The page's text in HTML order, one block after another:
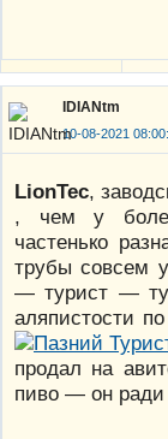
IDIANtm
10-08-2021
LionTec,
, чем у
частенько
трубы совсем
— турист —
аляпистости
продал на
пиво — он ради